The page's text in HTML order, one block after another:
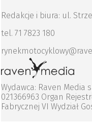
Redakcje i biura: ul.
tel. 71 7823 180
Wydawca: Raven Media
021366963 Organ
Fabrycznej VI Wydział